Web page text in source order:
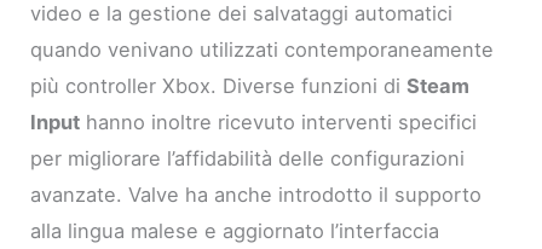
video e la gestione dei salvataggi automatici
quando venivano utilizzati contemporaneamente
più controller Xbox. Diverse funzioni diSteam
Input hanno inoltre ricevuto interventi specifici
per migliorare l’affidabilità delle configurazioni
avanzate. Valve ha anche introdotto il supporto
alla lingua malese e aggiornato l’interfaccia